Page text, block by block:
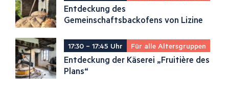
Entdeckung des
Gemeinschaftsbackofens von Lizine
17:30 – 17:45 Uhr Für alle Altersgruppen
Entdeckung der Käserei „Fruitière des
Plans“